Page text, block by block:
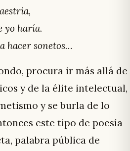
yo haría.
hacer sonetos…
procura ir más allá de
y de la élite intelectual,
y se burla de lo
este tipo de poesía
palabra pública de